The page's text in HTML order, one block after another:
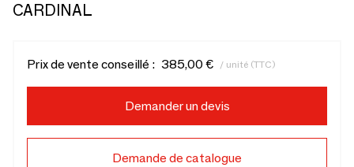
CARDINAL
Prix de vente conseillé : 385,00 € / unité (TTC)
Demander un devis
Demande de catalogue